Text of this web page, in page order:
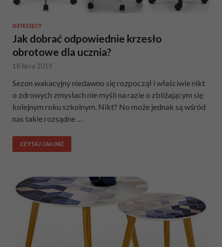
DZIECIĘCY
Jak dobrać odpowiednie krzesło
obrotowe dla ucznia?
18 lipca 2019
Sezon wakacyjny niedawno się rozpoczął i właściwie nikt
o zdrowych zmysłach nie myśli na razie o zbliżającym się
kolejnym roku szkolnym. Nikt? No może jednak są wśród
nas takie rozsądne …
CZYTAJ CAŁOŚĆ